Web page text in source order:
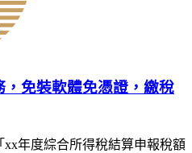
免裝軟體免憑證，繳稅
年度綜合所得稅結算申報稅額